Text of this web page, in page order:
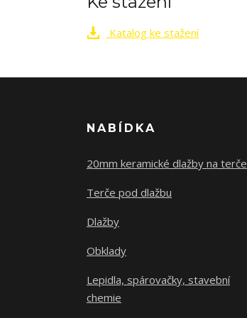
Katalog ke stažení
NABÍDKA
20mm keramické dlažby na terče
Terče pod dlažbu
Dlažby
Obklady
Lepidla, spárovačky, stavební
chemie